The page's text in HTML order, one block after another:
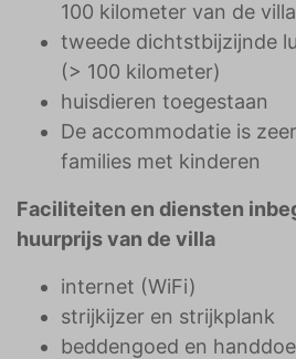
100 kilometer van de
tweede dichtstbijzijnde
(> 100 kilometer)
huisdieren toegestaan
De accommodatie is
families met kinderen
Faciliteiten en diensten
huurprijs van de villa
internet (WiFi)
strijkijzer en strijkplank
beddengoed en